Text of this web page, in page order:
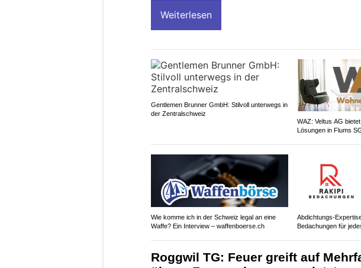
Weiterlesen
Gentlemen Brunner GmbH: Stilvoll unterwegs in
der Zentralschweiz
WAZ: Veltus AG
Lösungen in Flums
Wie komme ich in der Schweiz legal an eine
Waffe? Ein Interview – waffenboerse.ch
Abdichtungs-
Bedachungen für
Roggwil TG: Feuer greift auf